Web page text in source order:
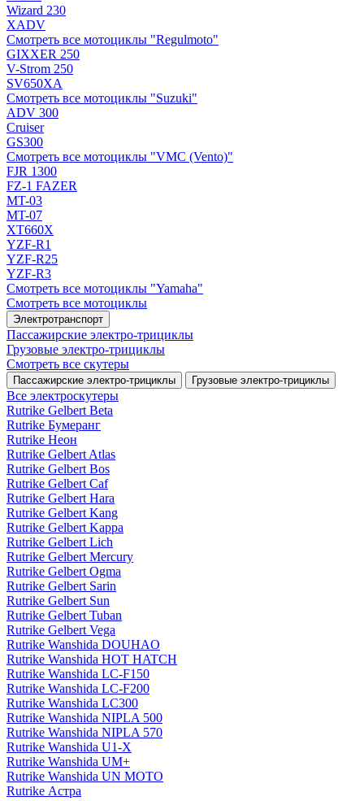
Wizard 230
XADV
Смотреть все мотоциклы "Regulmoto"
GIXXER 250
V-Strom 250
SV650XA
Смотреть все мотоциклы "Suzuki"
ADV 300
Cruiser
GS300
Смотреть все мотоциклы "VMC (Vento)"
FJR 1300
FZ-1 FAZER
MT-03
MT-07
XT660X
YZF-R1
YZF-R25
YZF-R3
Смотреть все мотоциклы "Yamaha"
Смотреть все мотоциклы
Электротранспорт
Пассажирские электро‑трициклы
Грузовые электро‑трициклы
Смотреть все скутеры
Пассажирские электро‑трициклы Грузовые электро‑трициклы
Все электро­скутеры
Rutrike Gelbert Beta
Rutrike Бумеранг
Rutrike Неон
Rutrike Gelbert Atlas
Rutrike Gelbert Bos
Rutrike Gelbert Caf
Rutrike Gelbert Hara
Rutrike Gelbert Kang
Rutrike Gelbert Kappa
Rutrike Gelbert Lich
Rutrike Gelbert Mercury
Rutrike Gelbert Ogma
Rutrike Gelbert Sarin
Rutrike Gelbert Sun
Rutrike Gelbert Tuban
Rutrike Gelbert Vega
Rutrike Wanshida DOUHAO
Rutrike Wanshida HOT HATCH
Rutrike Wanshida LC-F150
Rutrike Wanshida LC-F200
Rutrike Wanshida LC300
Rutrike Wanshida NIPLA 500
Rutrike Wanshida NIPLA 570
Rutrike Wanshida U1-X
Rutrike Wanshida UM+
Rutrike Wanshida UN MOTO
Rutrike Астра